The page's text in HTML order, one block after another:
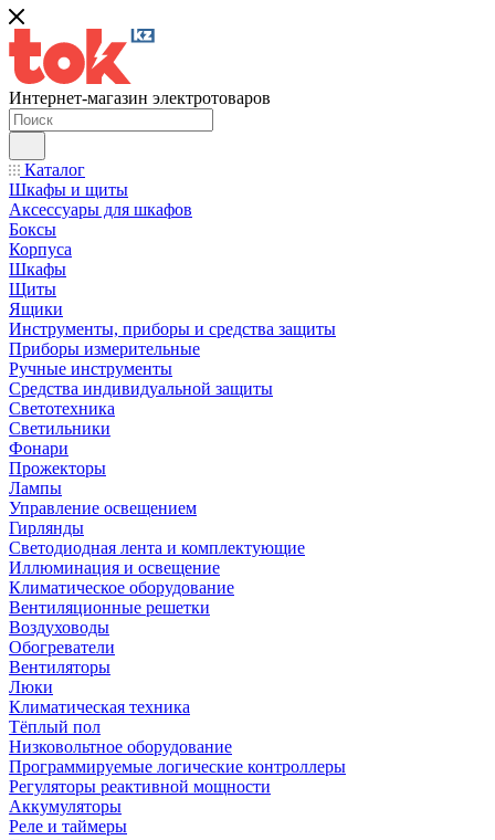
Интернет-магазин электротоваров
Каталог
Шкафы и щиты
Аксессуары для шкафов
Боксы
Корпуса
Шкафы
Щиты
Ящики
Инструменты, приборы и средства защиты
Приборы измерительные
Ручные инструменты
Средства индивидуальной защиты
Светотехника
Светильники
Фонари
Прожекторы
Лампы
Управление освещением
Гирлянды
Светодиодная лента и комплектующие
Иллюминация и освещение
Климатическое оборудование
Вентиляционные решетки
Воздуховоды
Обогреватели
Вентиляторы
Люки
Климатическая техника
Тёплый пол
Низковольтное оборудование
Программируемые логические контроллеры
Регуляторы реактивной мощности
Аккумуляторы
Реле и таймеры